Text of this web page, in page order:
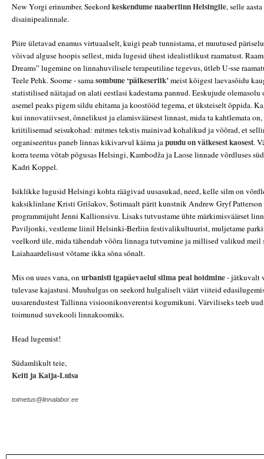
New Yorgi erinumber. Seekordkeskendume naaberlinn Helsingile, selle
disainipealinnale.
Piire ületavad enamus virtuaalselt, kuigi peab tunnistama, et muutused
võivad alguse hoopis sellest, mida lugesid ühest idealistlikust raamatust.
Dreams” lugemine on linnahuvilisele terapeutiline tegevus, ütleb U-sse
Teele Pehk. Soome - samasombune ‘päikeseriik’meist kõigest laevasõidu
statistilised näitajad on alati eestlasi kadestama pannud. Eeskujude
asemel peaks pigem sildu ehitama ja koostööd tegema, et üksteiselt õppida.
kui innovatiivsest, õnnelikust ja elamisväärsest linnast, mida ta kahtlemata on,
kriitilisemad seisukohad: mitmes tekstis mainivad kohalikud ja võõrad, et
organiseeritus paneb linnas kikivarvul käima japuudu on väikesest kaosest.
korra teema võtab põgusas Helsingi, Kambodža ja Laose linnade võrdluses
Kadri Koppel.
Isiklikke lugusid Helsingi kohta räägivad uusasukad, need, kelle silm on
kaksiklinlane Kristi Grišakov, Šotimaalt pärit kunstnik Andrew Gryf
programmijuht Jenni Kallionsivu. Lisaks tutvustame ühte märkimisväärset
Paviljonki, vestleme liinil Helsinki-Berliin festivalikultuurist, muljetame
veelkord üle, mida tähendab võõra linnaga tutvumine ja millised valikud meil
Laiahaardelisust võtame ikka sõna sõnalt.
Mis on uues vana, onurbanisti igapäevaelul silma peal hoidmine- jätkuvalt
tulevase kajastusi. Muuhulgas on seekord hulgaliselt väärt viiteid
uusarendustest Tallinna visioonikonverentsi kogumikuni. Värviliseks teeb
toimunud suvekooli linnakoomiks.
Head lugemist!
Südamlikult teie,
Keiti ja Kaija-Luisa
toimetus@linnalabor.ee